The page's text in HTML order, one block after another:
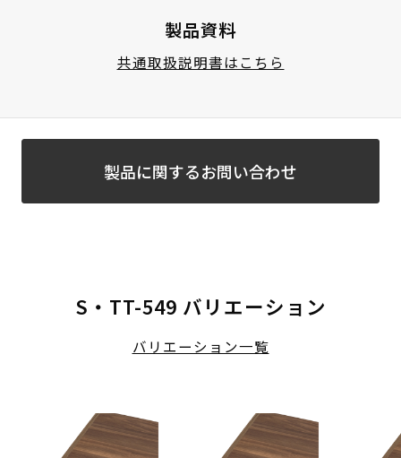
製品資料
共通取扱説明書はこちら
製品に関するお問い合わせ
S・TT-549 バリエーション
バリエーション一覧